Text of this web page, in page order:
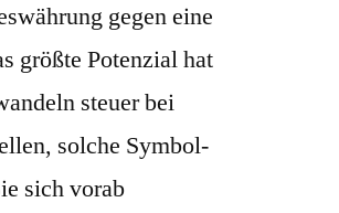
gegen eine
größte Potenzial hat
steuer bei
solche Symbol-
sich vorab